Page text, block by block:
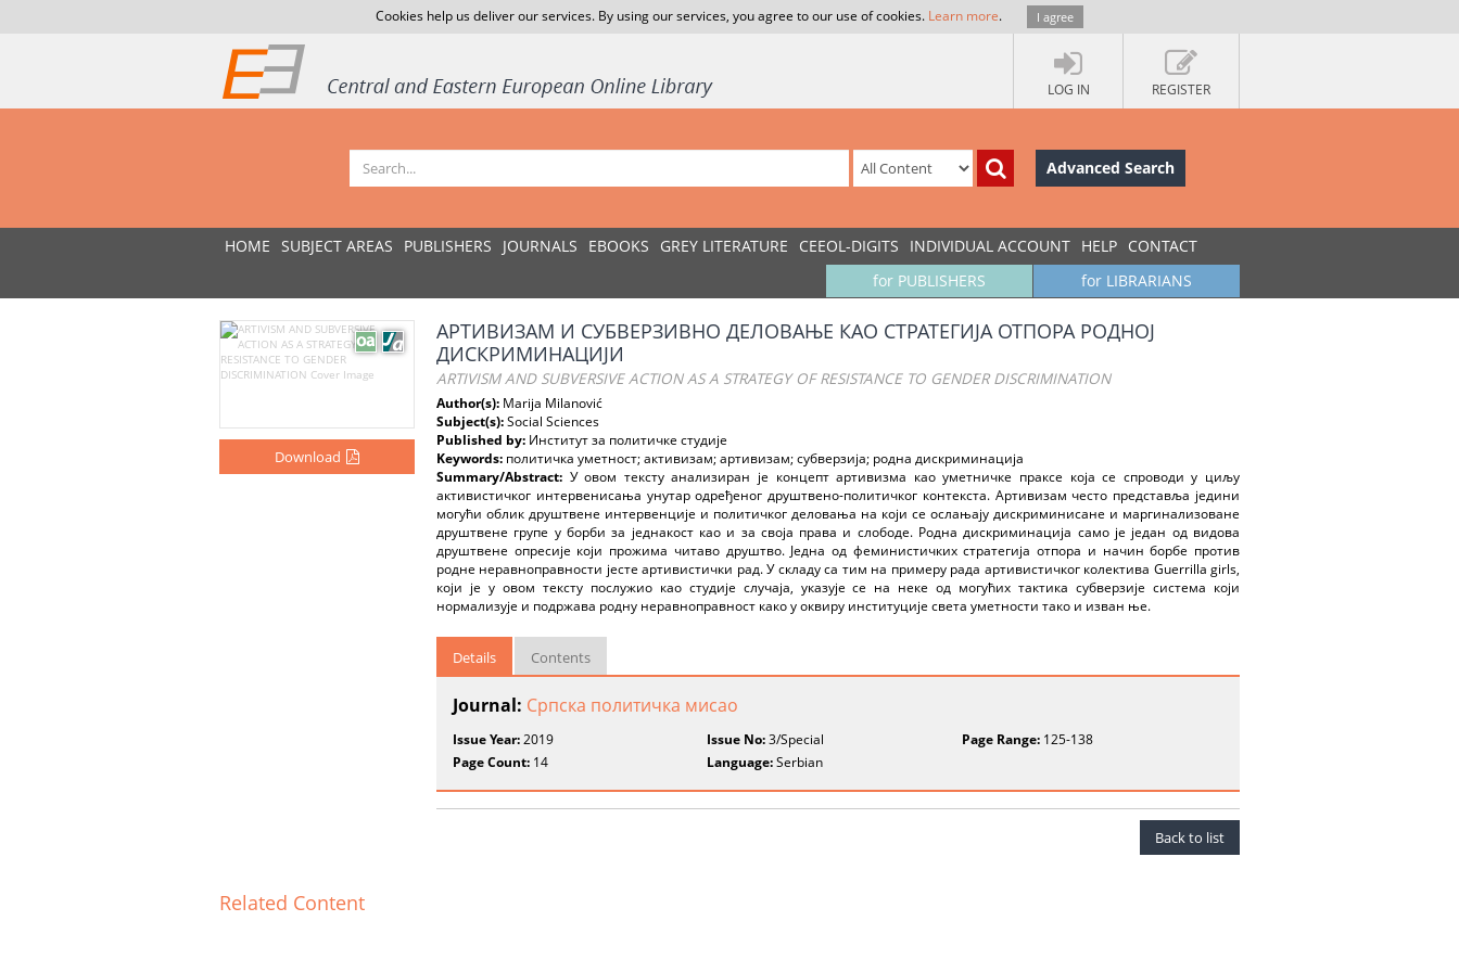
Cookies help us deliver our services. By using our services, you agree to our use of cookies. Learn more. I agree
LOG IN REGISTER
Advanced Search
HOME SUBJECT AREAS PUBLISHERS JOURNALS EBOOKS GREY LITERATURE CEEOL-DIGITS INDIVIDUAL ACCOUNT HELP CONTACT
for LIBRARIANS
for PUBLISHERS
Download
АРТИВИЗАМ И СУБВЕРЗИВНО ДЕЛОВАЊЕ КАО СТРАТЕГИЈА ОТПОРА РОДНОЈ
ДИСКРИМИНАЦИЈИ
ARTIVISM AND SUBVERSIVE ACTION AS A STRATEGY OF RESISTANCE TO GENDER DISCRIMINATION
Author(s): Marija Milanović
Subject(s):Social Sciences
Published by: Институт за политичке студије
Keywords: политичка уметност; активизам; артивизам; субверзија; родна дискриминација
Summary/Abstract: У овом тексту анализиран је концепт артивизма као уметничке праксе која се спроводи у циљу
активистичког интервенисања унутар одређеног друштвено-политичког контекста. Артивизам често представља једини
могући облик друштвене интервенције и политичког деловања на који се ослањају дискриминисане и маргинализоване
друштвене групе у борби за једнакост као и за своја права и слободе. Родна дискриминација само је један од видова
друштвене опресије који прожима читаво друштво. Једна од феминистичких стратегијa отпора и начин борбе против
родне неравноправности јесте артивистички рад. У складу са тим на примеру рада артивистичког колектива Guerrilla girls,
који је у овом тексту послужио као студије случаја, указује се на неке од могућих тактика субверзије система који
нормализује и подржава родну неравноправност како у оквиру институције света уметности тако и изван ње.
Details Contents
Journal: Српска политичка мисао
Issue Year:2019 Issue No:3/Special Page Range:125-138
Page Count: 14 Language:Serbian
Back to list
Related Content